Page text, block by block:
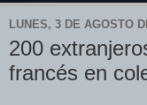
LUNES, 3 DE AGOSTO
200
francés en